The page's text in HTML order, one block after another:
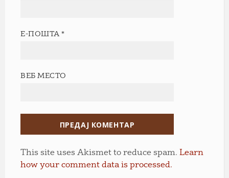
Е-ПОШТА*
ВЕБ МЕСТО
This site uses Akismet to reduce spam. Learn
how your comment data is processed.